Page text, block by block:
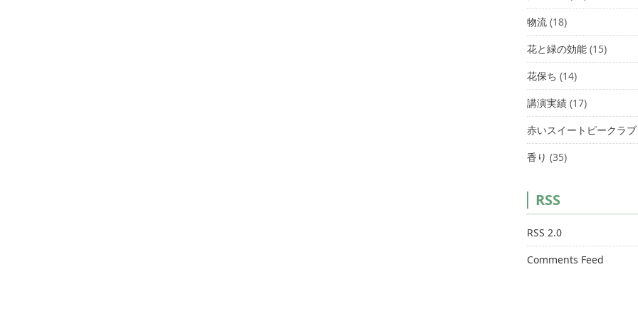
物流 (18)
花と緑の効能 (15)
花保ち (14)
講演実績 (17)
赤いスイートピークラブ
香り (35)
RSS
RSS 2.0
Comments Feed